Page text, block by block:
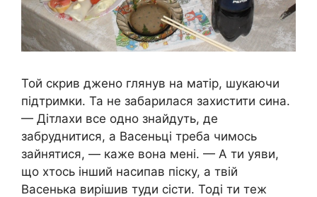
Той скрив джено глянув на матір, шукаючи
підтримки. Та не забарилася захистити сина.
— Дітлахи все одно знайдуть, де
забруднитися, а Васеньці треба чимось
зайнятися, — каже вона мені. — А ти уяви,
що хтось інший насипав піску, а твій
Васенька вирішив туди сісти. Тоді ти теж